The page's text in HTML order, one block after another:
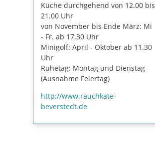
Küche durchgehend von 12.00 bis
21.00 Uhr
von November bis Ende März: Mi
- Fr. ab 17.30 Uhr
Minigolf: April - Oktober ab 11.30
Uhr
Ruhetag: Montag und Dienstag
(Ausnahme Feiertag)
http://www.rauchkate-
beverstedt.de